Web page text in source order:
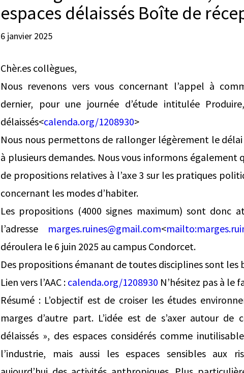
espaces délaissés Boîte de
6 janvier 2025
Chèr.es collègues,
Nous revenons vers vous concernant l’appel à
dernier, pour une journée d’étude intitulée
délaissés<calenda.org/1208930>
Nous nous permettons de rallonger légèrement le
à plusieurs demandes. Nous vous informons également
de propositions relatives à l’axe 3 sur les pratiques
concernant les modes d’habiter.
Les propositions (4000 signes maximum) sont donc
l’adresse marges.ruines@gmail.com<mailto:
déroulera le 6 juin 2025 au campus Condorcet.
Des propositions émanant de toutes disciplines sont les
Lien vers l’AAC : calenda.org/1208930 N’hésitez pas à le
Résumé : L’objectif est de croiser les études
marges d’autre part. L’idée est de s’axer autour de
délaissés », des espaces considérés comme
l’industrie, mais aussi les espaces sensibles aux